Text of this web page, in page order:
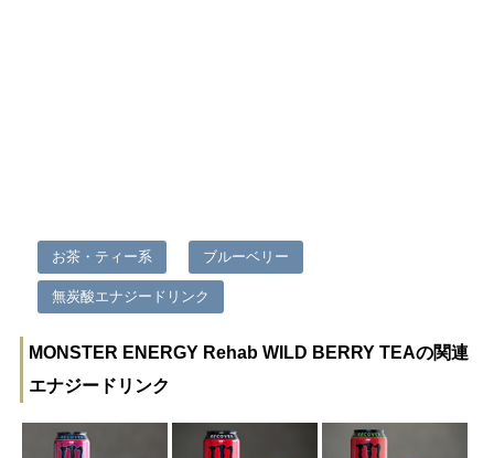
お茶・ティー系 ブルーベリー
無炭酸エナジードリンク
MONSTER ENERGY Rehab WILD BERRY TEAの関連
エナジードリンク